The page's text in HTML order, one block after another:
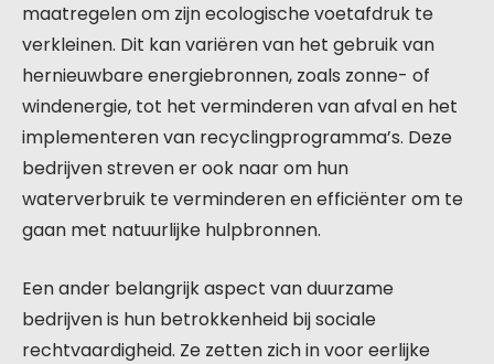
maatregelen om zijn ecologische voetafdruk te
verkleinen. Dit kan variëren van het gebruik van
hernieuwbare energiebronnen, zoals zonne- of
windenergie, tot het verminderen van afval en het
implementeren van recyclingprogramma’s. Deze
bedrijven streven er ook naar om hun
waterverbruik te verminderen en efficiënter om te
gaan met natuurlijke hulpbronnen.
Een ander belangrijk aspect van duurzame
bedrijven is hun betrokkenheid bij sociale
rechtvaardigheid. Ze zetten zich in voor eerlijke